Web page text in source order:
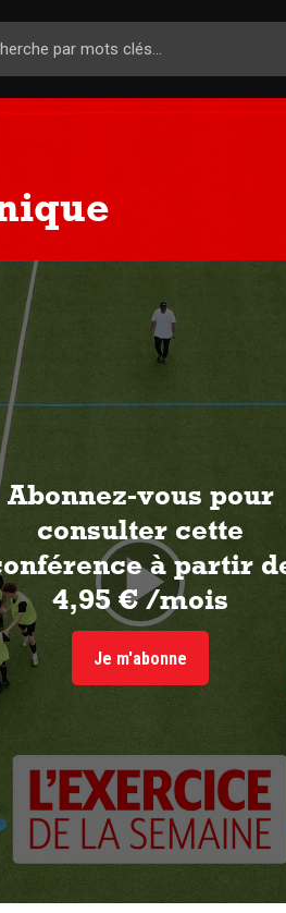
Abonnez-vous pour
consulter cette
à partir
4,95 € /mois
Je m'abonne